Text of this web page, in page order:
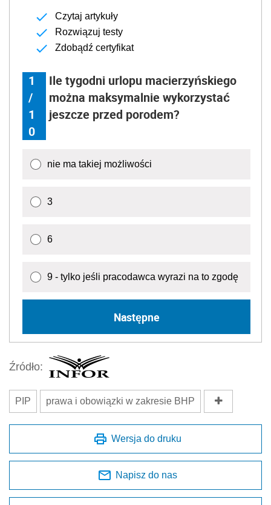
Czytaj artykuły
Rozwiązuj testy
Zdobądź certyfikat
1
/
1
0
Ile tygodni urlopu macierzyńskiego
można maksymalnie wykorzystać
jeszcze przed porodem?
nie ma takiej możliwości
3
6
9 - tylko jeśli pracodawca wyrazi na to zgodę
Następne
Źródło:
PIP prawa i obowiązki w zakresie BHP
Wersja do druku
Napisz do nas